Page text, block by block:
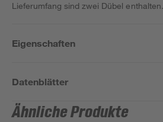
Lieferumfang sind zwei Dübel enthalten.
Eigenschaften
Datenblätter
Ähnliche Produkte